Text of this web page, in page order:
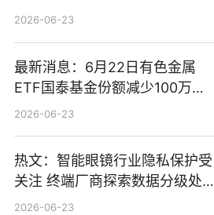
业务少数股权
2026-06-23
最新消息：6月22日有色金属
ETF国泰基金份额减少100万
份，重仓股紫金矿业、洛阳钼
2026-06-23
热文：智能眼镜行业隐私保护受
关注 终端厂商探索数据分级处理
等方案
2026-06-23